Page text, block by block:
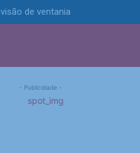
de ventania
- Publicidade -
desfalcar a
de